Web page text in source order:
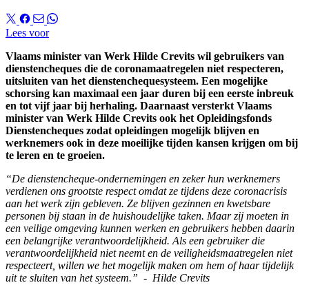
Lees voor
Vlaams minister van Werk Hilde Crevits wil gebruikers van
dienstencheques die de coronamaatregelen niet respecteren,
uitsluiten van het dienstenchequesysteem. Een mogelijke
schorsing kan maximaal een jaar duren bij een eerste inbreuk
en tot vijf jaar bij herhaling. Daarnaast versterkt Vlaams
minister van Werk Hilde Crevits ook het Opleidingsfonds
Dienstencheques zodat opleidingen mogelijk blijven en
werknemers ook in deze moeilijke tijden kansen krijgen om bij
te leren en te groeien.
“De dienstencheque-ondernemingen en zeker hun werknemers
verdienen ons grootste respect omdat ze tijdens deze coronacrisis
aan het werk zijn gebleven. Ze blijven gezinnen en kwetsbare
personen bij staan in de huishoudelijke taken. Maar zij moeten in
een veilige omgeving kunnen werken en gebruikers hebben daarin
een belangrijke verantwoordelijkheid. Als een gebruiker die
verantwoordelijkheid niet neemt en de veiligheidsmaatregelen niet
respecteert, willen we het mogelijk maken om hem of haar tijdelijk
uit te sluiten van het systeem.” - Hilde Crevits